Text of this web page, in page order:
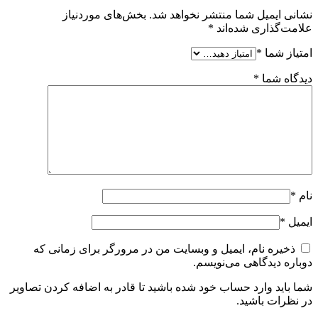
نشانی ایمیل شما منتشر نخواهد شد. بخش‌های موردنیاز
علامت‌گذاری شده‌اند *
امتیاز شما *
دیدگاه شما *
نام *
ایمیل *
ذخیره نام، ایمیل و وبسایت من در مرورگر برای زمانی که
دوباره دیدگاهی می‌نویسم.
شما باید وارد حساب خود شده باشید تا قادر به اضافه کردن تصاویر
در نظرات باشید.